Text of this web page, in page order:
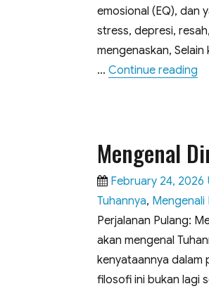
emosional (EQ), dan
stress, depresi,
mengenaskan,
… Continue reading
Mengenal
Posted
on
February 24, 2026
Tuhannya, Mengenali
Perjalanan Pulang:
akan mengenal
kenyataannya dalam
filosofi ini bukan lagi